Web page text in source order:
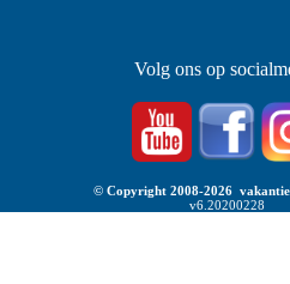
Volg ons op
© Copyright 2008-2026
v6.20200228